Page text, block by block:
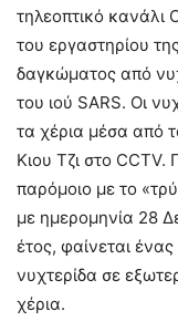
τηλεοπτικό κανάλι
του εργαστηρίου
δαγκώματος από
του ιού SARS. Οι
τα χέρια μέσα από
Κιου Τζι στο
παρόμοιο με το
με ημερομηνία 28
έτος, φαίνεται
νυχτερίδα σε
χέρια.